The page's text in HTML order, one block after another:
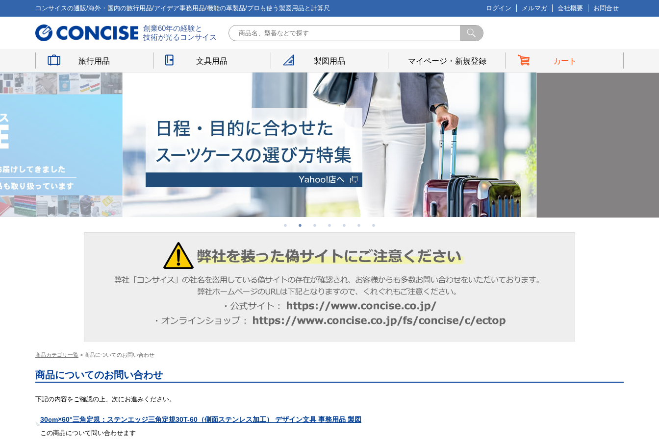
コンサイスの通販/海外・国内の旅行用品/アイデア事務用品/機能の革製品/プロも使う製図用品と計算尺 ログイン メルマガ 会社概要 お問合せ
創業60年の経験と
技術が光るコンサイス
旅行用品 文具用品 製図用品 マイページ・新規登録 カート
商品カテゴリ一覧 > 商品についてのお問い合わせ
商品についてのお問い合わせ
下記の内容をご確認の上、次にお進みください。
30cm×60°三角定規：ステンエッジ三角定規30T-60（側面ステンレス加工） デザイン文具 事務用品 製図
この商品について問い合わせます